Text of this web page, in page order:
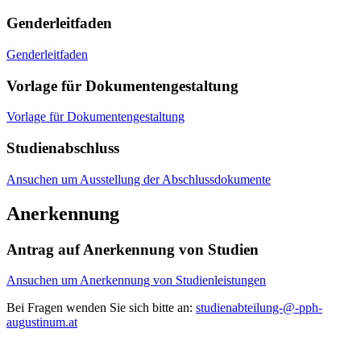
Genderleitfaden
Genderleitfaden
Vorlage für Dokumentengestaltung
Vorlage für Dokumentengestaltung
Studienabschluss
Ansuchen um Ausstellung der Abschlussdokumente
Anerkennung
Antrag auf Anerkennung von Studien
Ansuchen um Anerkennung von Studienleistungen
Bei Fragen wenden Sie sich bitte an: studienabteilung-@-pph-
augustinum.at